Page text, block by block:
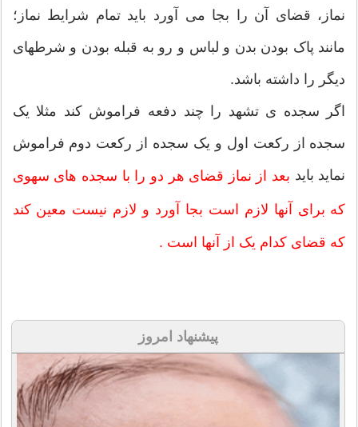
نماز، قضای آن را بجا می آورد باید تمام شرایط نماز؛
مانند پاک بودن بدن و لباس و رو به قبله بودن و شرطهای
دیگر را داشته باشد.
اگر سجده ی تشهد را چند دفعه فراموش کند مثلا یک
سجده از رکعت اول و یک سجده از رکعت دوم فراموش
نماید باید بعد از نماز قضای هر دو را با سجده های سهوی
که برای آنها لازم است بجا آورد و لازم نیست معین کند
که قضای کدام یک از آنها است .
پیشنهاد امروز